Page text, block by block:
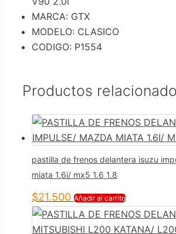
MARCA: GTX
MODELO: CLASICO
CODIGO: P1554
Productos
pastilla de frenos delantera isuzu
miata 1.6i/ mx5 1.6 1.8
$21.500 Añadir al carrito